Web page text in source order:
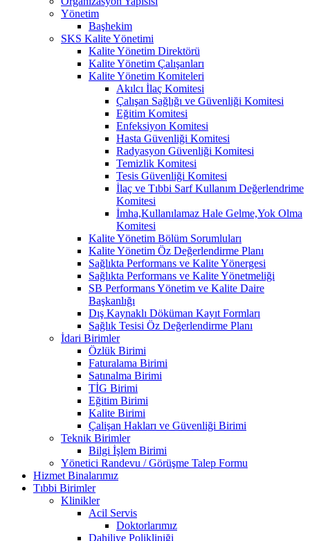
Yönetim
Başhekim
SKS Kalite Yönetimi
Kalite Yönetim Direktörü
Kalite Yönetim Çalışanları
Kalite Yönetim Komiteleri
Akılcı İlaç Komitesi
Çalışan Sağlığı ve Güvenliği Komitesi
Eğitim Komitesi
Enfeksiyon Komitesi
Hasta Güvenliği Komitesi
Radyasyon Güvenliği Komitesi
Temizlik Komitesi
Tesis Güvenliği Komitesi
İlaç ve Tıbbi Sarf Kullanım Değerlendrime
Komitesi
İmha,Kullanılamaz Hale Gelme,Yok Olma
Komitesi
Kalite Yönetim Bölüm Sorumluları
Kalite Yönetim Öz Değerlendirme Planı
Sağlıkta Performans ve Kalite Yönergesi
Sağlıkta Performans ve Kalite Yönetmeliği
SB Performans Yönetim ve Kalite Daire
Başkanlığı
Dış Kaynaklı Döküman Kayıt Formları
Sağlık Tesisi Öz Değerlendirme Planı
İdari Birimler
Özlük Birimi
Faturalama Birimi
Satınalma Birimi
TİG Birimi
Eğitim Birimi
Kalite Birimi
Çalişan Hakları ve Güvenliği Birimi
Teknik Birimler
Bilgi İşlem Birimi
Yönetici Randevu / Görüşme Talep Formu
Hizmet Binalarımız
Tıbbi Birimler
Klinikler
Acil Servis
Doktorlarımız
Dahiliye Polikliniği